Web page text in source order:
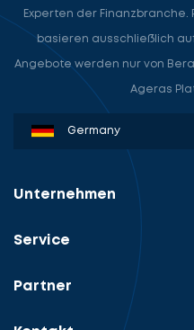
Experten der
basieren ausschließlich
Angebote werden nur von
Ageras
Denmark
Sweden
Norway
Netherlands
Germany
USA
Unternehmen
Service
Partner